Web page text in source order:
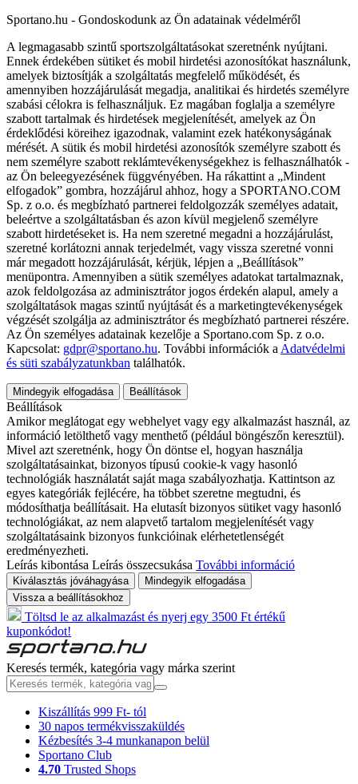
Sportano.hu - Gondoskodunk az Ön adatainak védelméről
A legmagasabb szintű sportszolgáltatásokat szeretnénk nyújtani.
Ennek érdekében sütiket és mobil hirdetési azonosítókat használunk,
amelyek biztosítják a szolgáltatás megfelelő működését, és
amennyiben hozzájárulását megadja, analitikai és hirdetés személyre
szabási célokra is felhasználjuk. Ez magában foglalja a személyre
szabott tartalmak és hirdetések megjelenítését, amelyek az Ön
érdeklődési köreihez igazodnak, valamint ezek hatékonyságának
mérését. A sütik és mobil hirdetési azonosítók személyre szabott és
nem személyre szabott reklámtevékenységekhez is felhasználhatók -
az Ön beleegyezésének függvényében. Ha rákattint a „Mindent
elfogadok” gombra, hozzájárul ahhoz, hogy a SPORTANO.COM
Sp. z o.o. és megbízható partnerei feldolgozzák személyes adatait,
beleértve a szolgáltatásban és azon kívül megjelenő személyre
szabott hirdetéseket is. Ha nem szeretné megadni a hozzájárulást,
szeretné korlátozni annak terjedelmét, vagy vissza szeretné vonni
már megadott hozzájárulását, kérjük, lépjen a „Beállítások”
menüpontra. Amennyiben a sütik személyes adatokat tartalmaznak,
azok feldolgozása az adminisztrátor jogos érdekén alapul, amely a
szolgáltatások magas szintű nyújtását és a marketingtevékenységek
végzését szolgálja az adminisztrátor és megbízható partnerei részére.
Az Ön személyes adatainak kezelője a Sportano.com Sp. z o.o.
Kapcsolat: gdpr@sportano.hu. További információk a Adatvédelmi
és süti szabályzatunkban találhatók.
Mindegyik elfogadása Beállítások
Beállítások
Amikor meglátogat egy webhelyet vagy egy alkalmazást használ, az
információ letölthető vagy menthető (például böngészőn keresztül).
Mivel azt szeretnénk, hogy Ön döntse el, hogyan használja
szolgáltatásainkat, bizonyos típusú cookie-k vagy hasonló
technológiák használatát saját maga szabályozhatja. Kattintson az
egyes kategóriák fejlécére, ha többet szeretne megtudni, és
módosíthatja beállításait. Ha elutasít bizonyos sütiket vagy hasonló
technológiákat, az nem alapvető tartalom megjelenítését vagy
szolgáltatásaink bizonyos funkcióinak elérhetetlenségét
eredményezheti.
Leírás kibontása Leírás összecsukása További információ
Kiválasztás jóváhagyása
Mindegyik elfogadása
Vissza a beállításokhoz
Töltsd le az alkalmazást és nyerj egy 3500 Ft értékű
kuponkódot!
Keresés termék, kategória vagy márka szerint
Kiszállítás 999 Ft- tól
30 napos termékvisszaküldés
Kézbesítés 3-4 munkanapon belül
Sportano Club
4.70 Trusted Shops